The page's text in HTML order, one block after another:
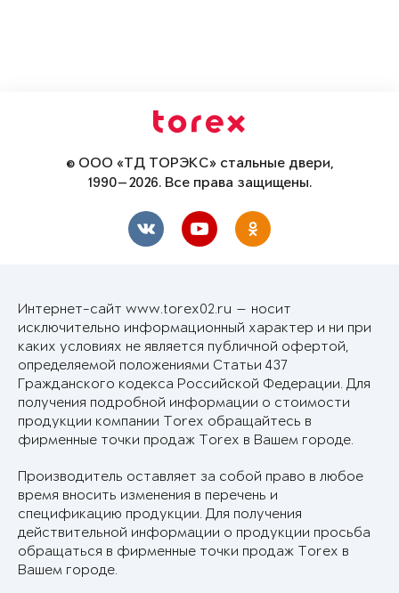
© ООО «ТД ТОРЭКС» стальные двери,
1990—2026. Все права защищены.
Интернет-сайт www.torex02.ru — носит
исключительно информационный характер и ни при
каких условиях не является публичной офертой,
определяемой положениями Статьи 437
Гражданского кодекса Российской Федерации. Для
получения подробной информации о стоимости
продукции компании Torex обращайтесь в
фирменные точки продаж Torex в Вашем городе.
Производитель оставляет за собой право в любое
время вносить изменения в перечень и
спецификацию продукции. Для получения
действительной информации о продукции просьба
обращаться в фирменные точки продаж Torex в
Вашем городе.